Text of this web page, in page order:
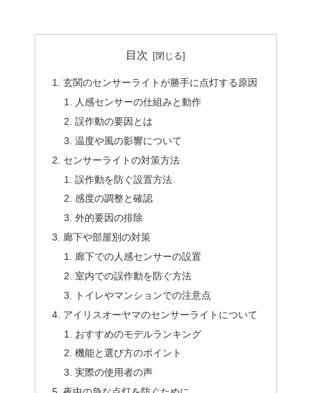
目次
玄関のセンサーライトが勝手に点灯する原因
人感センサーの仕組みと動作
誤作動の要因とは
温度や風の影響について
センサーライトの対策方法
誤作動を防ぐ設置方法
感度の調整と確認
外的要因の排除
廊下や部屋別の対策
廊下での人感センサーの設置
室内での誤作動を防ぐ方法
トイレやマンションでの注意点
アイリスオーヤマのセンサーライトについて
おすすめのモデルランキング
機能と選び方のポイント
実際の使用者の声